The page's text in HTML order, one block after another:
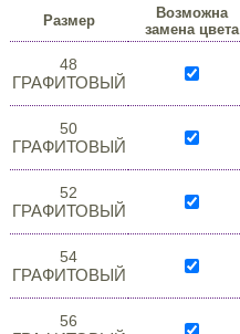
Размер
Возможна
замена цвета
48
ГРАФИТОВЫЙ
50
ГРАФИТОВЫЙ
52
ГРАФИТОВЫЙ
54
ГРАФИТОВЫЙ
56